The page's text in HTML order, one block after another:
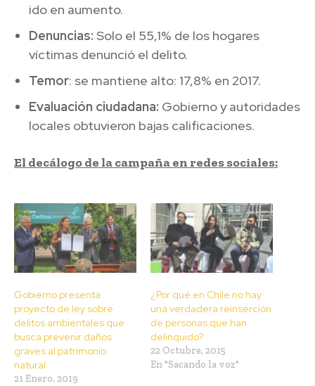
ido en aumento.
Denuncias: Solo el 55,1% de los hogares
víctimas denunció el delito.
Temor: se mantiene alto: 17,8% en 2017.
Evaluación ciudadana: Gobierno y autoridades
locales obtuvieron bajas calificaciones.
El decálogo de la campaña en redes sociales:
Gobierno presenta
proyecto de ley sobre
delitos ambientales que
busca prevenir daños
graves al patrimonio
natural
21 Enero, 2019
¿Por qué en Chile no hay
una verdadera reinserción
de personas que han
delinquido?
22 Octubre, 2015
En "Sacando la voz"